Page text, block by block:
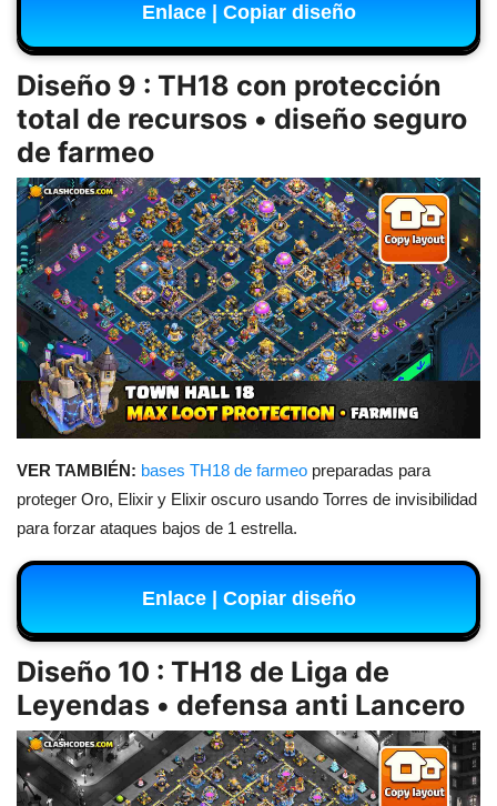
Enlace | Copiar diseño
Diseño 9 : TH18 con protección
total de recursos • diseño seguro
de farmeo
VER TAMBIÉN: bases TH18 de farmeo preparadas para
proteger Oro, Elixir y Elixir oscuro usando Torres de invisibilidad
para forzar ataques bajos de 1 estrella.
Enlace | Copiar diseño
Diseño 10 : TH18 de Liga de
Leyendas • defensa anti Lancero